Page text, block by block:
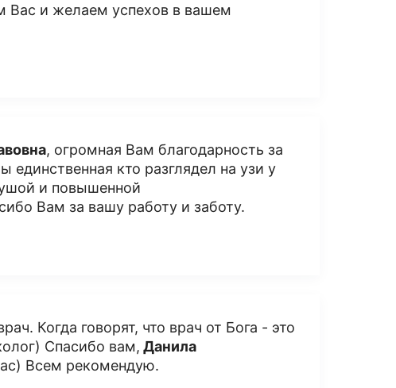
Вас и желаем успехов в вашем
, огромная Вам благодарность за
кто разглядел на узи у
и повышенной
Вам за вашу работу и заботу.
Когда говорят, что врач от Бога - это
Спасибо вам, Данила
Всем рекомендую.